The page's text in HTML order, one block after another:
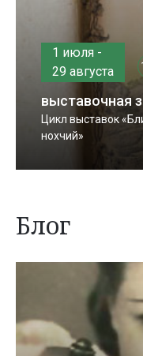
1 июля -
29 августа
выставочная
Цикл выставок
нохчий»
Блог